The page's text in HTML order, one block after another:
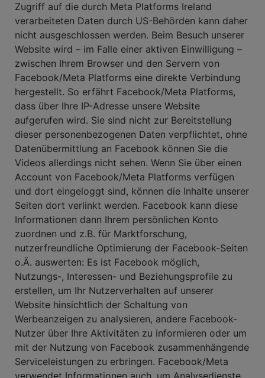
Zugriff auf die durch Meta Platforms Ireland
verarbeiteten Daten durch US-Behörden kann daher
nicht ausgeschlossen werden. Beim Besuch unserer
Website wird – im Falle einer aktiven Einwilligung –
zwischen Ihrem Browser und den Servern von
Facebook/Meta Platforms eine direkte Verbindung
hergestellt. So erfährt Facebook/Meta Platforms,
dass über Ihre IP-Adresse unsere Website
aufgerufen wird. Sie sind nicht zur Bereitstellung
dieser personenbezogenen Daten verpflichtet, ohne
Datenübermittlung an Facebook können Sie die
Videos allerdings nicht sehen. Wenn Sie über einen
Account von Facebook/Meta Platforms verfügen
und dort eingeloggt sind, können die Inhalte unserer
Seiten dort verlinkt werden. Facebook kann diese
Informationen dann Ihrem persönlichen Konto
zuordnen und z.B. für Marktforschung,
nutzerfreundliche Optimierung der Facebook-Seiten
o.Ä. auswerten: Es ist Facebook möglich,
Nutzungs-, Interessen- und Beziehungsprofile zu
erstellen, um Ihr Nutzerverhalten auf unserer
Website hinsichtlich der Schaltung von
Werbeanzeigen zu analysieren, andere Facebook-
Nutzer über Ihre Aktivitäten zu informieren oder um
mit der Nutzung von Facebook zusammenhängende
Serviceleistungen zu erbringen. Facebook/Meta
verwendet Informationen auch, um Analysedienste,